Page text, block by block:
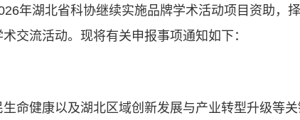
中国科协要肩负起党和政府联系
发展服务、为提高全民科学素质服务
合作，为全面建设社会主义现代化国
年湖北省科协继续实施品牌学术活动项目资助，
交流活动。现将有关申报事项通知如下：
命健康以及湖北区域创新发展与产业转型升级等